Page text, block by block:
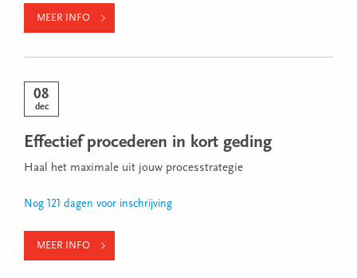
MEER INFO
08
dec
Effectief procederen in kort geding
Haal het maximale uit jouw processtrategie
Nog 121 dagen voor inschrijving
MEER INFO